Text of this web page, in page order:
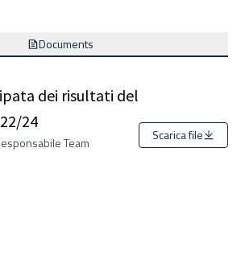
Documents
dei risultati del
24
Team
Scarica file